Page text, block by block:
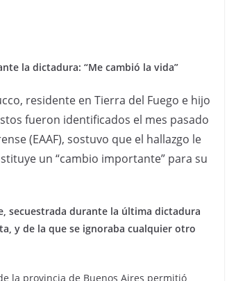
la dictadura: “Me cambió la vida”
residente en Tierra del Fuego e hijo
fueron identificados el mes pasado
(EAAF), sostuvo que el hallazgo le
un “cambio importante” para su
secuestrada durante la última dictadura
y de la que se ignoraba cualquier otro
la provincia de Buenos Aires permitió